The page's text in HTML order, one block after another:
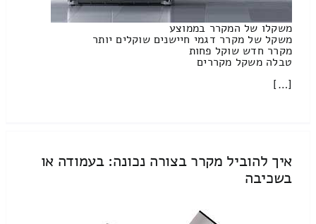
משקלו של המקרר בממוצע
משקל של מקרר דגמי חיישנים שוקלים יותר
מקרר חדש שוקל פחות
טבלה משקל מקררים
[…]
איך להוביל מקרר בצורה נכונה: בעמודה או
בשכיבה